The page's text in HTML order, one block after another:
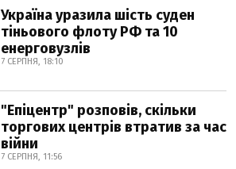
Україна уразила шість суден
тіньового флоту РФ та 10
енерговузлів
7 СЕРПНЯ, 18:10
"Епіцентр" розповів, скільки
торгових центрів втратив за час
війни
7 СЕРПНЯ, 11:56